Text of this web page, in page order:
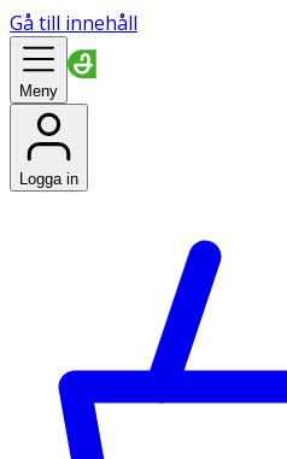
Gå till innehåll
Meny
Logga in